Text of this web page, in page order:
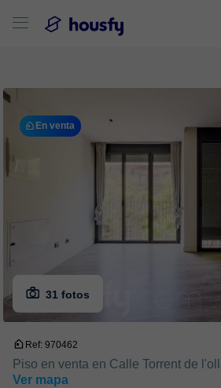
31 fotos
En venta
Ref: 970462
Piso en venta en Calle Torrent de
Ver mapa